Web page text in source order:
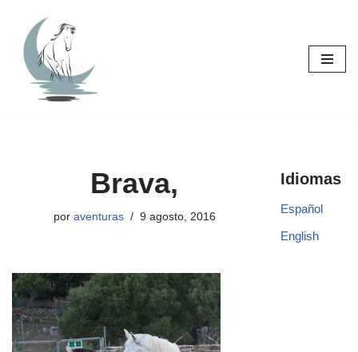
Saltar
contenido
Brava,
por aventuras 9 agosto, 2016
Idiomas
Español
English